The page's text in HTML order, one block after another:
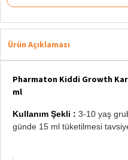
Ürün Açıklaması
Pharmaton Kiddi Growth
ml
Kullanım Şekli : 3-10 yaş
günde 15 ml tüketilmesi